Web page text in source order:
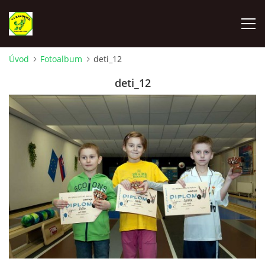
VYLOSOVANIE - SÚŤAŽNÝ ROČNÍK 2025-2026
TJ RAKOVICE "A"
TJ RAKOVICE "B"
TJ RAKOVICE ŽENY
TJ RAKOVICE DORAST
Úvod Fotoalbum deti_12
deti_12